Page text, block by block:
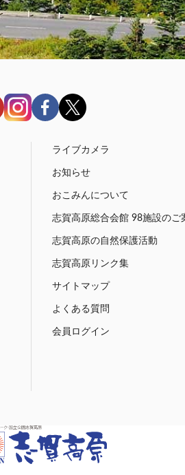
ライブカメラ
お知らせ
おこみんについて
志賀高原総合会館 98施設のご
志賀高原の自然保護活動
志賀高原リンク集
サイトマップ
よくある質問
会員ログイン